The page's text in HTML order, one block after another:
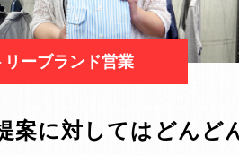
リーブランド営業
案に対してはどんど